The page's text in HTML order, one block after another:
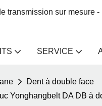
transmission sur mesure -
SERVICE
Dent à double face
Yonghangbelt DA DB à